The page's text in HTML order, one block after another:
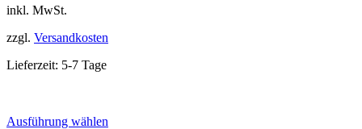
inkl. MwSt.
zzgl. Versandkosten
Lieferzeit: 5-7 Tage
Ausführung wählen